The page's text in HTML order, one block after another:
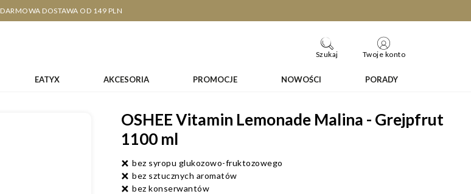
DARMOWA DOSTAWA OD 149 PLN
EATYX AKCESORIA PROMOCJE NOWOŚCI PORADY
Szukaj Twoje konto
OSHEE Vitamin Lemonade Malina - Grejpfrut
1100 ml
bez syropu glukozowo-fruktozowego
bez sztucznych aromatów
bez konserwantów